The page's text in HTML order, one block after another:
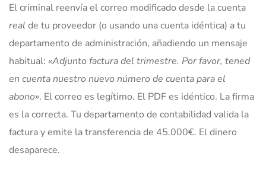
El criminal reenvía el correo modificado desde la cuenta
real de tu proveedor (o usando una cuenta idéntica) a tu
departamento de administración, añadiendo un mensaje
habitual: «Adjunto factura del trimestre. Por favor, tened
en cuenta nuestro nuevo número de cuenta para el
abono». El correo es legítimo. El PDF es idéntico. La firma
es la correcta. Tu departamento de contabilidad valida la
factura y emite la transferencia de 45.000€. El dinero
desaparece.